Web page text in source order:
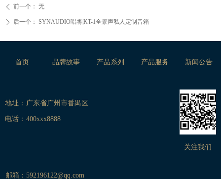
ꄴ 前一个： 无
ꄲ 后一个： SYNAUDIO唱将|KT-1全景声私人定制音箱
邮箱： 592196122@qq.com
地址： 广东省广州市番禺区
电话： 400xxx8888
关注我们
首页 品牌故事 产品系列 产品服务 新闻公告